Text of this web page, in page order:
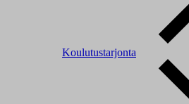
Koulutustarjonta